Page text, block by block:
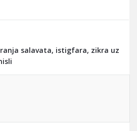
salavata, istigfara, zikra uz